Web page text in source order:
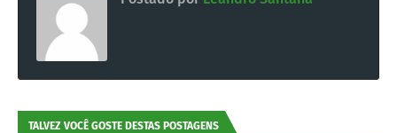
TALVEZ VOCÊ GOSTE DESTAS POSTAGENS